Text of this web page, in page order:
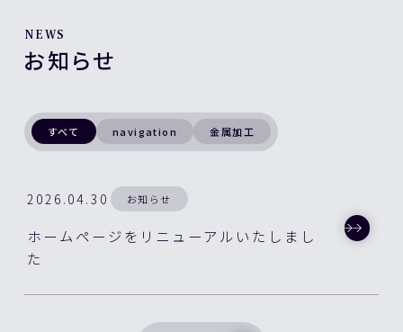
NEWS
お知らせ
すべて navigation 金属加工
2026.04.30 お知らせ
ホームページをリニューアルいたしまし
た